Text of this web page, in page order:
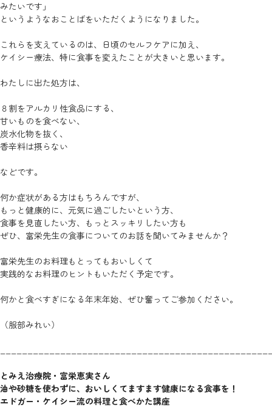
みたいです」
というようなおことばをいただくようになりました。
これらを支えているのは、日頃のセルフケアに加え、
ケイシー療法、特に食事を変えたことが大きいと思います。
わたしに出た処方は、
８割をアルカリ性食品にする、
甘いものを食べない、
炭水化物を抜く、
香辛料は摂らない
などです。
何か症状がある方はもちろんですが、
もっと健康的に、元気に過ごしたいという方、
食事を見直したい方、もっとスッキリしたい方も
ぜひ、富栄先生の食事についてのお話を聞いてみませんか？
富栄先生のお料理もとってもおいしくて
実践的なお料理のヒントもいただく予定です。
何かと食べすぎになる年末年始、ぜひ奮ってご参加ください。
（服部みれい）
とみえ治療院・富栄恵実さん
油や砂糖を使わずに、おいしくてますます健康になる食事を！
エドガー・ケイシー流の料理と食べかた講座